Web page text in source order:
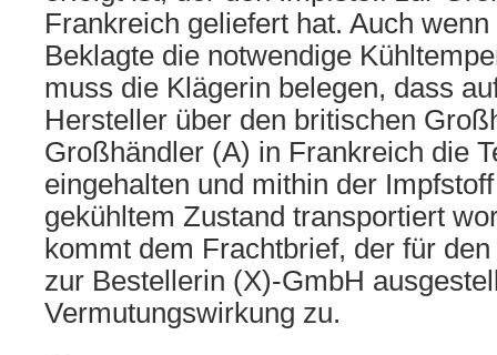
Frankreich geliefert hat. Auch
Beklagte die notwendige
muss die Klägerin belegen, dass
Hersteller über den britischen
Großhändler (A) in Frankreich die
eingehalten und mithin der
gekühltem Zustand transportiert
kommt dem Frachtbrief, der für
zur Bestellerin (X)-GmbH
Vermutungswirkung zu.